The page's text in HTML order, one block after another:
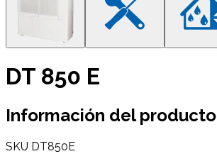
DT 850 E
Información del producto
SKU DT850E